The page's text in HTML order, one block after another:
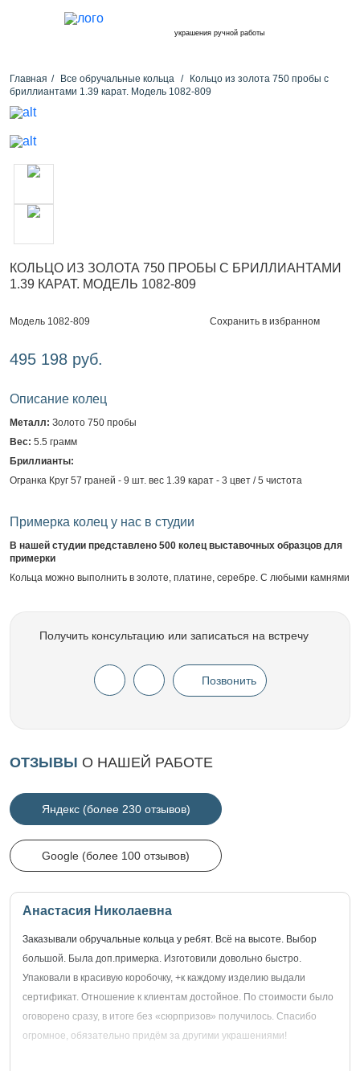
украшения ручной работы
Главная Все обручальные кольца
Кольцо из золота 750 пробы с
бриллиантами 1.39 карат. Модель 1082-809
КОЛЬЦО ИЗ ЗОЛОТА 750 ПРОБЫ С БРИЛЛИАНТАМИ
1.39 КАРАТ. МОДЕЛЬ 1082-809
Модель 1082-809 Сохранить в избранном
495 198 руб.
Описание колец
Металл: Золото 750 пробы
Вес: 5.5 грамм
Бриллианты:
Огранка Круг 57 граней - 9 шт. вес 1.39 карат - 3 цвет / 5 чистота
Примерка колец у нас в студии
В нашей студии представлено 500 колец выставочных образцов для
примерки
Кольца можно выполнить в золоте, платине, серебре. С любыми камнями
Получить консультацию или записаться на встречу
Позвонить
ОТЗЫВЫ О НАШЕЙ РАБОТЕ
Яндекс (более 230 отзывов)
Google (более 100 отзывов)
Анастасия Николаевна
Заказывали обручальные кольца у ребят. Всё на высоте. Выбор
большой. Была доп.примерка. Изготовили довольно быстро.
Упаковали в красивую коробочку, +к каждому изделию выдали
сертификат. Отношение к клиентам достойное. По стоимости было
оговорено сразу, в итоге без «сюрпризов» получилось. Спасибо
огромное, обязательно придём за другими украшениями!